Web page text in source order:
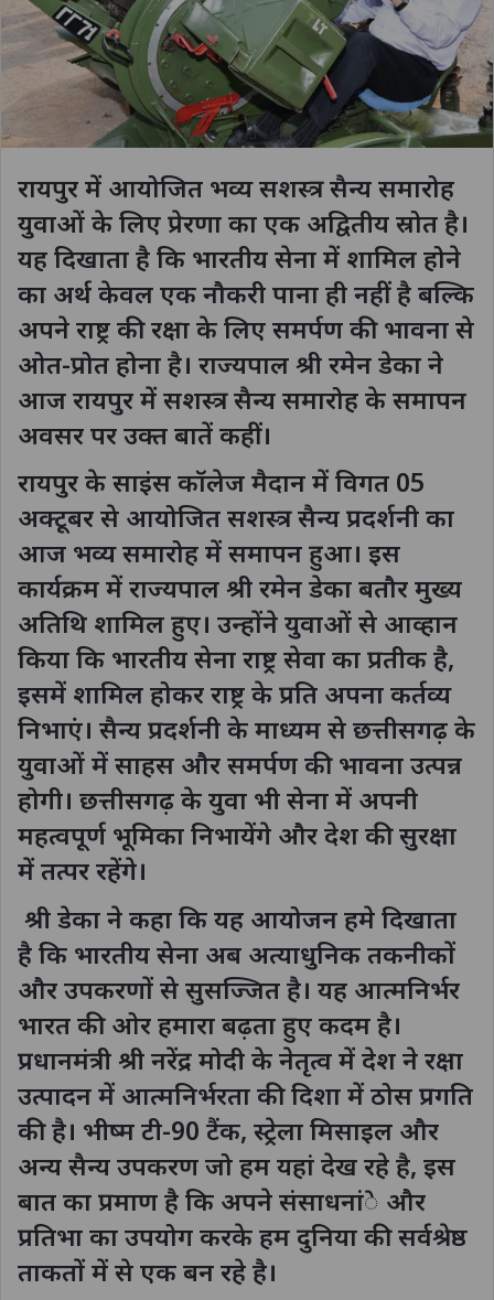
रायपुर में आयोजित भव्य सशस्त्र सैन्य समारोह
युवाओं के लिए प्रेरणा का एक अद्वितीय स्रोत है।
यह दिखाता है कि भारतीय सेना में शामिल होने
का अर्थ केवल एक नौकरी पाना ही नहीं है बल्कि
अपने राष्ट्र की रक्षा के लिए समर्पण की भावना से
ओत-प्रोत होना है। राज्यपाल श्री रमेन डेका ने
आज रायपुर में सशस्त्र सैन्य समारोह के समापन
अवसर पर उक्त बातें कहीं।
रायपुर के साइंस कॉलेज मैदान में विगत 05
अक्टूबर से आयोजित सशस्त्र सैन्य प्रदर्शनी का
आज भव्य समारोह में समापन हुआ। इस
कार्यक्रम में राज्यपाल श्री रमेन डेका बतौर मुख्य
अतिथि शामिल हुए। उन्होंने युवाओं से आव्हान
किया कि भारतीय सेना राष्ट्र सेवा का प्रतीक है,
इसमें शामिल होकर राष्ट्र के प्रति अपना कर्तव्य
निभाएं। सैन्य प्रदर्शनी के माध्यम से छत्तीसगढ़ के
युवाओं में साहस और समर्पण की भावना उत्पन्न
होगी। छत्तीसगढ़ के युवा भी सेना में अपनी
महत्वपूर्ण भूमिका निभायेंगे और देश की सुरक्षा
में तत्पर रहेंगे।
श्री डेका ने कहा कि यह आयोजन हमे दिखाता
है कि भारतीय सेना अब अत्याधुनिक तकनीकों
और उपकरणों से सुसज्जित है। यह आत्मनिर्भर
भारत की ओर हमारा बढ़ता हुए कदम है।
प्रधानमंत्री श्री नरेंद्र मोदी के नेतृत्व में देश ने रक्षा
उत्पादन में आत्मनिर्भरता की दिशा में ठोस प्रगति
की है। भीष्म टी-90 टैंक, स्ट्रेला मिसाइल और
अन्य सैन्य उपकरण जो हम यहां देख रहे है, इस
बात का प्रमाण है कि अपने संसाधनांे और
प्रतिभा का उपयोग करके हम दुनिया की सर्वश्रेष्ठ
ताकतों में से एक बन रहे है।